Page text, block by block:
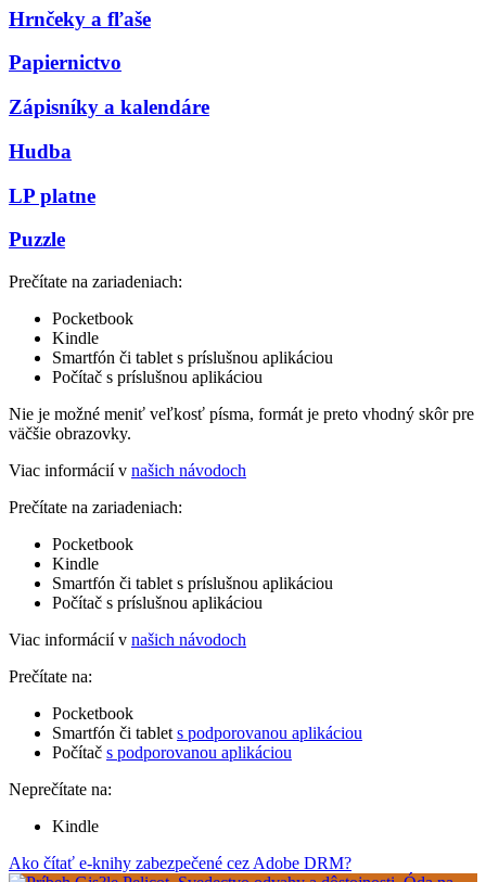
Hrnčeky a fľaše
Papiernictvo
Zápisníky a kalendáre
Hudba
LP platne
Puzzle
Prečítate na zariadeniach:
Pocketbook
Kindle
Smartfón či tablet s príslušnou aplikáciou
Počítač s príslušnou aplikáciou
Nie je možné meniť veľkosť písma, formát je preto vhodný skôr pre
väčšie obrazovky.
Viac informácií v našich návodoch
Prečítate na zariadeniach:
Pocketbook
Kindle
Smartfón či tablet s príslušnou aplikáciou
Počítač s príslušnou aplikáciou
Viac informácií v našich návodoch
Prečítate na:
Pocketbook
Smartfón či tablet s podporovanou aplikáciou
Počítač s podporovanou aplikáciou
Neprečítate na:
Kindle
Ako čítať e-knihy zabezpečené cez Adobe DRM?